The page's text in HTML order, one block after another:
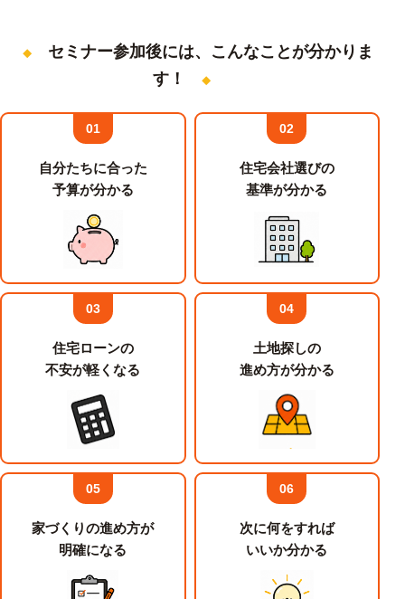
セミナー参加後には、こんなことが分かりま
す！
01
自分たちに合った
予算が分かる
02
住宅会社選びの
基準が分かる
03
住宅ローンの
不安が軽くなる
04
土地探しの
進め方が分かる
05
家づくりの進め方が
明確になる
06
次に何をすれば
いいか分かる